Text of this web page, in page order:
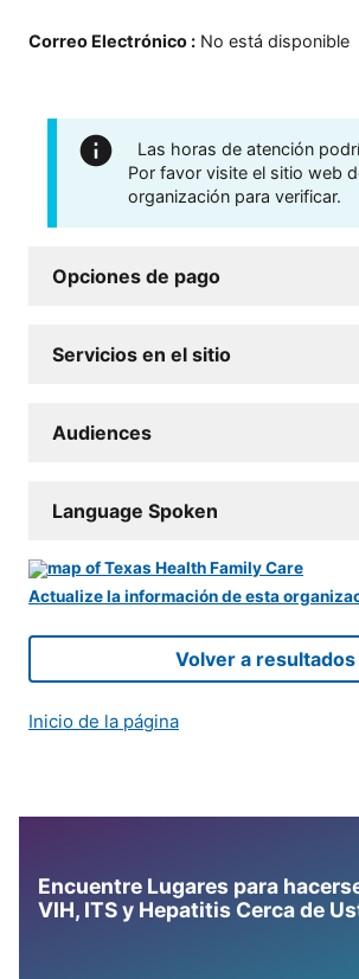
Correo Electrónico : No está disponible
Las horas de atención
Por favor visite el sitio web
organización para verificar.
Opciones de pago
Servicios en el sitio
Audiences
Language Spoken
Actualize la información de esta
Volver a resultados
Inicio de la página
Encuentre Lugares para
VIH, ITS y Hepatitis Cerca de